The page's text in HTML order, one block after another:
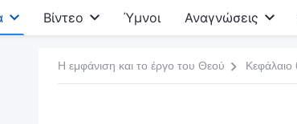
Βίντεο Ύμνοι Αναγνώσεις
Η εμφάνιση και το έργο του Θεού Κεφάλαιο